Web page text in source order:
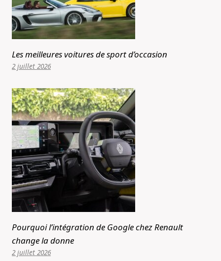
Les meilleures voitures de sport d’occasion
2 juillet 2026
Pourquoi l’intégration de Google chez Renault
change la donne
2 juillet 2026